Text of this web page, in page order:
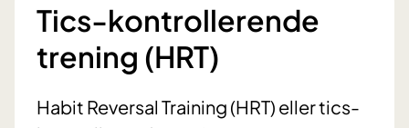
Tics-kontrollerende
trening (HRT)
Habit Reversal Training (HRT) eller tics-